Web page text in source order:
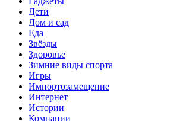
Дети
Дом и сад
Еда
Звёзды
Здоровье
Зимние виды спорта
Игры
Импортозамещение
Интернет
Истории
Компании